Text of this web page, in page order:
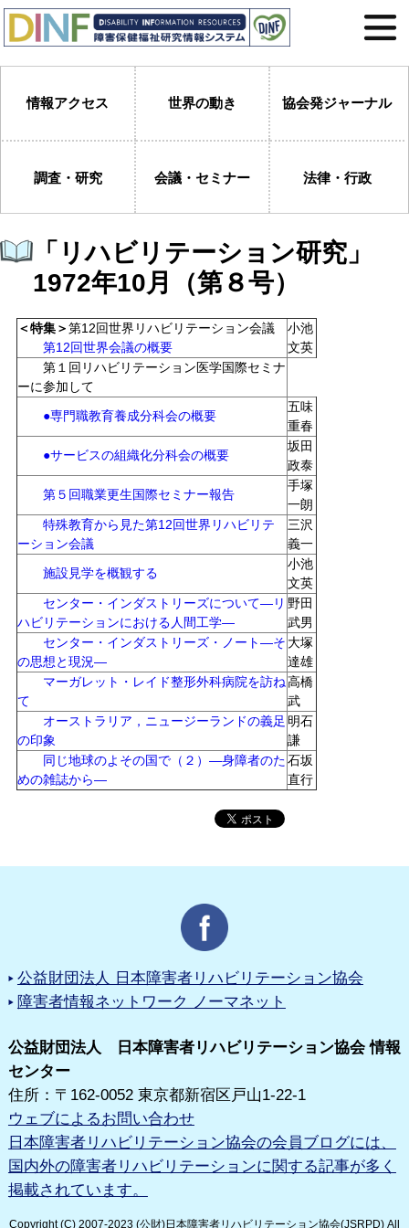
情報アクセス 世界の動き 協会発ジャーナル
調査・研究 会議・セミナー 法律・行政
「リハビリテーション研究」
1972年10月（第８号）
＜特集＞第12回世界リハビリテーション会議
第12回世界会議の概要
小池
文英
第１回リハビリテーション医学国際セミナ
ーに参加して
●専門職教育養成分科会の概要
五味
重春
●サービスの組織化分科会の概要
坂田
政泰
第５回職業更生国際セミナー報告
手塚
一朗
特殊教育から見た第12回世界リハビリテ
ーション会議
三沢
義一
施設見学を概観する
小池
文英
センター・インダストリーズについて―リ
ハビリテーションにおける人間工学―
野田
武男
センター・インダストリーズ・ノート―そ
の思想と現況―
大塚
達雄
マーガレット・レイド整形外科病院を訪ね
て
高橋
武
オーストラリア，ニュージーランドの義足
の印象
明石
謙
同じ地球のよその国で（２）―身障者のた
めの雑誌から―
石坂
直行
公益財団法人 日本障害者リハビリテーション協会
障害者情報ネットワーク ノーマネット
公益財団法人 日本障害者リハビリテーション協会 情報
センター
住所：〒162-0052 東京都新宿区戸山1-22-1
ウェブによるお問い合わせ
日本障害者リハビリテーション協会の会員ブログには、
国内外の障害者リハビリテーションに関する記事が多く
掲載されています。
Copyright (C) 2007-2023 (公財)日本障害者リハビリテーション協会(JSRPD) All